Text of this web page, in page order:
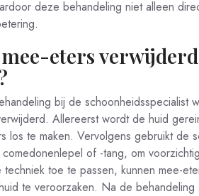
deze behandeling niet alleen
eters
bij de schoonheidsspecialist
Allereerst wordt de huid
los te maken. Vervolgens gebruikt de
of -tang, om
toe te passen, kunnen mee-
te veroorzaken. Na de